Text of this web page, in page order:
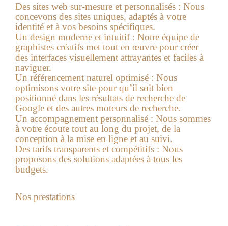
Des sites web sur-mesure et personnalisés : Nous
concevons des sites uniques, adaptés à votre
identité et à vos besoins spécifiques.
Un design moderne et intuitif : Notre équipe de
graphistes créatifs met tout en œuvre pour créer
des interfaces visuellement attrayantes et faciles à
naviguer.
Un référencement naturel optimisé : Nous
optimisons votre site pour qu’il soit bien
positionné dans les résultats de recherche de
Google et des autres moteurs de recherche.
Un accompagnement personnalisé : Nous sommes
à votre écoute tout au long du projet, de la
conception à la mise en ligne et au suivi.
Des tarifs transparents et compétitifs : Nous
proposons des solutions adaptées à tous les
budgets.
Nos prestations